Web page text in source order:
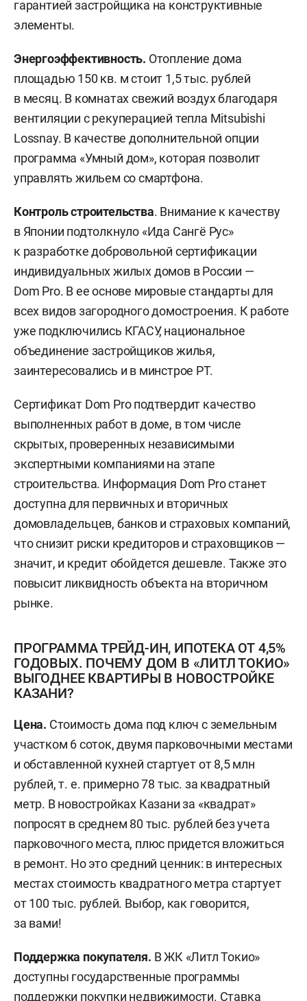
гарантией застройщика на конструктивные
элементы.
Энергоэффективность. Отопление дома
площадью 150 кв. м стоит 1,5 тыс. рублей
в месяц. В комнатах свежий воздух благодаря
вентиляции с рекуперацией тепла Mitsubishi
Lossnay. В качестве дополнительной опции
программа «Умный дом», которая позволит
управлять жильем со смартфона.
Контроль строительства. Внимание к качеству
в Японии подтолкнуло «Ида Сангё Рус»
к разработке добровольной сертификации
индивидуальных жилых домов в России —
Dom Pro. В ее основе мировые стандарты для
всех видов загородного домостроения. К работе
уже подключились КГАСУ, национальное
объединение застройщиков жилья,
заинтересовались и в минстрое РТ.
Сертификат Dom Pro подтвердит качество
выполненных работ в доме, в том числе
скрытых, проверенных независимыми
экспертными компаниями на этапе
строительства. Информация Dom Pro станет
доступна для первичных и вторичных
домовладельцев, банков и страховых компаний,
что снизит риски кредиторов и страховщиков —
значит, и кредит обойдется дешевле. Также это
повысит ликвидность объекта на вторичном
рынке.
ПРОГРАММА ТРЕЙД-ИН, ИПОТЕКА ОТ 4,5%
ГОДОВЫХ. ПОЧЕМУ ДОМ В «ЛИТЛ ТОКИО»
ВЫГОДНЕЕ КВАРТИРЫ В НОВОСТРОЙКЕ
КАЗАНИ?
Цена. Стоимость дома под ключ с земельным
участком 6 соток, двумя парковочными местами
и обставленной кухней стартует от 8,5 млн
рублей, т. е. примерно 78 тыс. за квадратный
метр. В новостройках Казани за «квадрат»
попросят в среднем 80 тыс. рублей без учета
парковочного места, плюс придется вложиться
в ремонт. Но это средний ценник: в интересных
местах стоимость квадратного метра стартует
от 100 тыс. рублей. Выбор, как говорится,
за вами!
Поддержка покупателя. В ЖК «Литл Токио»
доступны государственные программы
поддержки покупки недвижимости. Ставка